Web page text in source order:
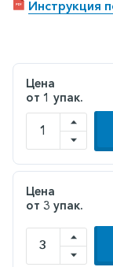
Желудочно-
кишечные
Метаболизм
Минеральный
обмен
Инструкция
Цена
от 1 упак.
Цена
от 3 упак.